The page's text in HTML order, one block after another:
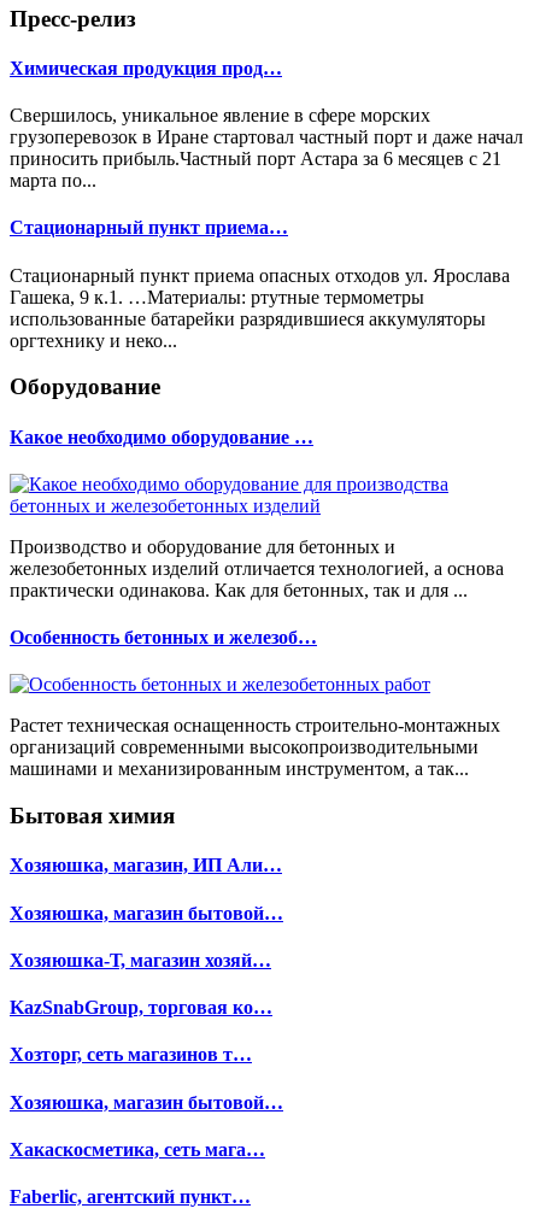
Пресс-релиз
Химическая продукция прод…
Свершилось, уникальное явление в сфере морских
грузоперевозок в Иране стартовал частный порт и даже начал
приносить прибыль.Частный порт Астара за 6 месяцев с 21
марта по...
Стационарный пункт приема…
Стационарный пункт приема опасных отходов ул. Ярослава
Гашека, 9 к.1. …Материалы: ртутные термометры
использованные батарейки разрядившиеся аккумуляторы
оргтехнику и неко...
Оборудование
Какое необходимо оборудование …
Производство и оборудование для бетонных и
железобетонных изделий отличается технологией, а основа
практически одинакова. Как для бетонных, так и для ...
Особенность бетонных и железоб…
Растет техническая оснащенность строительно-монтажных
организаций современными высокопроизводительными
машинами и механизированным инструментом, а так...
Бытовая химия
Хозяюшка, магазин, ИП Али…
Хозяюшка, магазин бытовой…
Хозяюшка-Т, магазин хозяй…
KazSnabGroup, торговая ко…
Хозторг, сеть магазинов т…
Хозяюшка, магазин бытовой…
Хакаскосметика, сеть мага…
Faberlic, агентский пункт…